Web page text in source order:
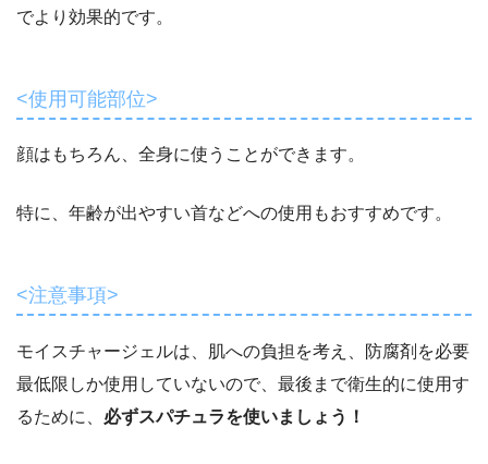
でより効果的です。
<使用可能部位>
顔はもちろん、全身に使うことができます。
特に、年齢が出やすい首などへの使用もおすすめです。
<注意事項>
モイスチャージェルは、肌への負担を考え、防腐剤を必要
最低限しか使用していないので、最後まで衛生的に使用す
るために、 必ずスパチュラを使いましょう！